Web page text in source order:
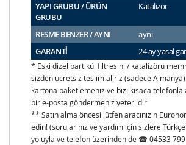
YAPI GRUBU / ÜRÜN
GRUBU
Katalizör
RESME BENZER / AYNI
aynı
GARANTİ
24 ay yasal
* Eski dizel partikül filtresini / katalizörü
sizden ücretsiz teslim alırız (sadece Almanya).
kartona paketlemeniz ve bizi kısaca telefonla
bir e-posta göndermeniz yeterlidir
** Satın alma öncesi lütfen aracınızın
edin! (sorularınız ve yardım için sizlere
yoluyla ve telefon üzerinden de ☎ 04533